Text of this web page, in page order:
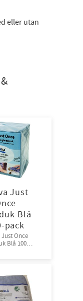
eller utan
Just
Blå
pack
Once
Blå 100-